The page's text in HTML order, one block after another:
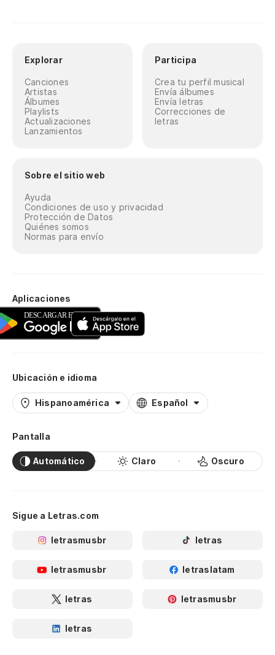
Explorar
Canciones
Artistas
Álbumes
Playlists
Actualizaciones
Lanzamientos
Participa
Crea tu perfil musical
Envía álbumes
Envía letras
Correcciones de
letras
Sobre el sitio web
Ayuda
Condiciones de uso y privacidad
Protección de Datos
Quiénes somos
Normas para envío
Aplicaciones
Ubicación e idioma
Hispanoamérica Español
Pantalla
Automático Claro Oscuro
Sigue a Letras.com
letrasmusbr letras
letrasmusbr letraslatam
letras letrasmusbr
letras